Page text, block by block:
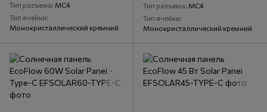
Тип разъема MC4
Тип ячейки
Монокристаллический кремний
Тип разъема MC4
Тип ячейки
Монокристаллический кремний